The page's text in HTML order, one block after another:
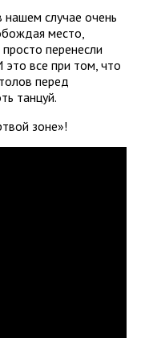
нашем случае очень
место,
перенесли
это все при том, что
перед
танцуй.
зоне»!